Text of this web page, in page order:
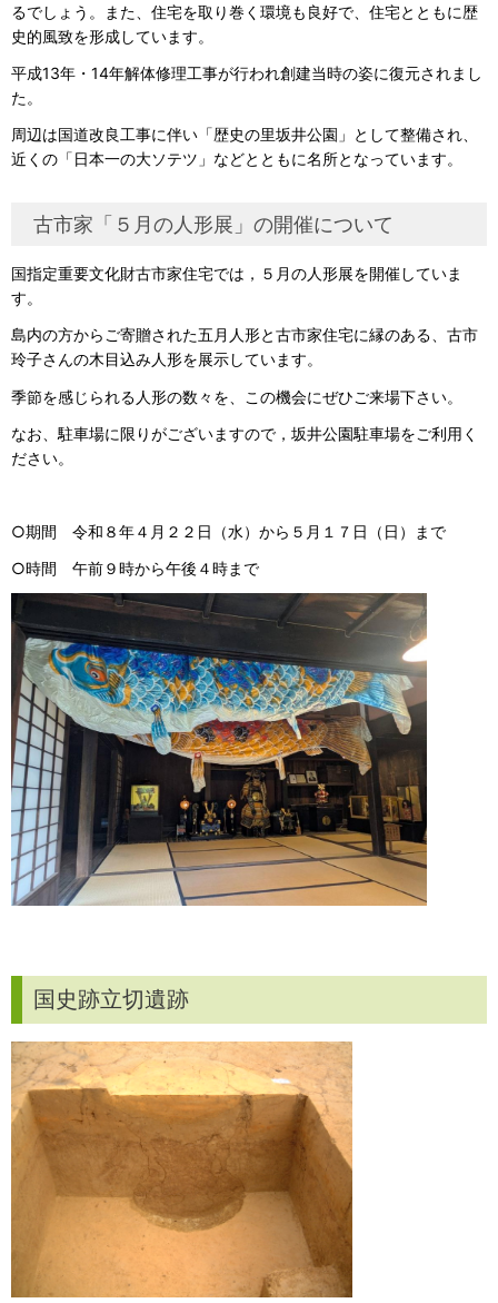
るでしょう。また、住宅を取り巻く環境も良好で、住宅とともに歴
史的風致を形成しています。
平成13年・14年解体修理工事が行われ創建当時の姿に復元されまし
た。
周辺は国道改良工事に伴い「歴史の里坂井公園」として整備され、
近くの「日本一の大ソテツ」などとともに名所となっています。
古市家「５月の人形展」の開催について
国指定重要文化財古市家住宅では，５月の人形展を開催していま
す。
島内の方からご寄贈された五月人形と古市家住宅に縁のある、古市
玲子さんの木目込み人形を展示しています。
季節を感じられる人形の数々を、この機会にぜひご来場下さい。
なお、駐車場に限りがございますので，坂井公園駐車場をご利用く
ださい。
○期間 令和８年４月２２日（水）から５月１７日（日）まで
○時間 午前９時から午後４時まで
国史跡立切遺跡